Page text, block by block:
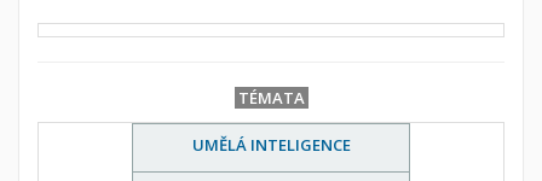
TÉMATA
UMĚLÁ INTELIGENCE